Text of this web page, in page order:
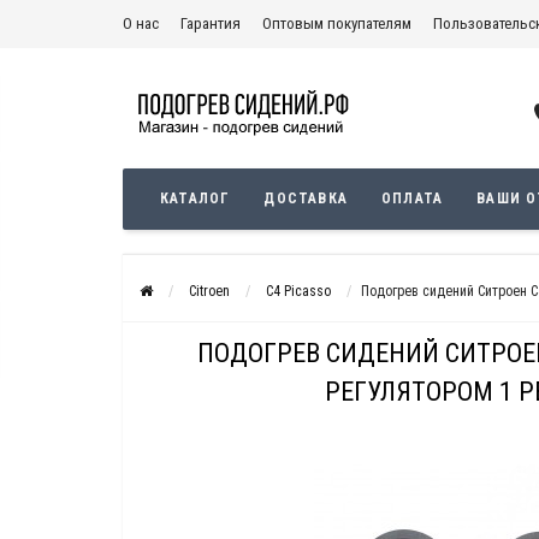
О нас Гарантия Оптовым покупателям
КАТАЛОГ ДОСТАВКА ОПЛАТА ВАШИ
Citroen C4 Picasso Подогрев сидений Ситроен
ПОДОГРЕВ СИДЕНИЙ
РЕГУЛЯТОРОМ 1